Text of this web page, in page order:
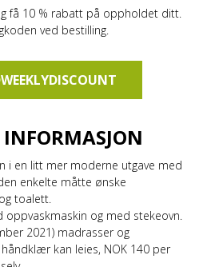
få 10 % rabatt på oppholdet ditt.
ved bestilling.
INFORMASJON
i en litt mer moderne utgave med
enkelte måtte ønske
toalett.
oppvaskmaskin og med stekeovn.
2021) madrasser og
kan leies, NOK 140 per